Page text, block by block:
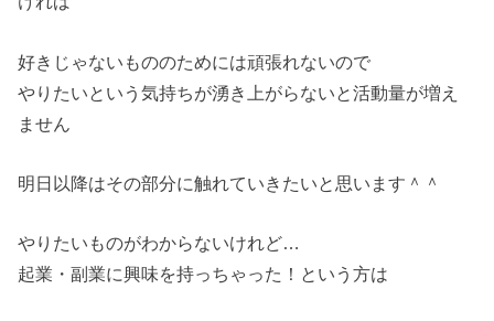
好きじゃないもののためには頑張れないので
やりたいという気持ちが湧き上がらないと活動量が増え
ません
明日以降はその部分に触れていきたいと思います＾＾
やりたいものがわからないけれど…
起業・副業に興味を持っちゃった！という方は